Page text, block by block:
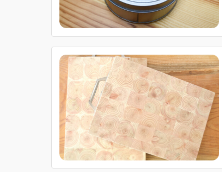
我們堅持以真正健康無毒的生物性建材